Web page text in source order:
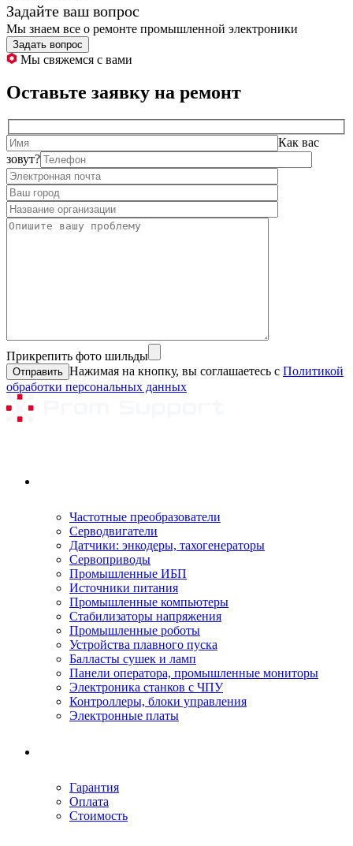
Задайте ваш вопрос
Мы знаем все о ремонте промышленной электроники
Задать вопрос
Мы свяжемся с вами
Оставьте заявку на ремонт
Как вас
зовут?
Прикрепить фото шильды
Нажимая на кнопку, вы соглашаетесь с Политикой
обработки персональных данных
Частотные преобразователи
Серводвигатели
Датчики: энкодеры, тахогенераторы
Сервоприводы
Промышленные ИБП
Источники питания
Промышленные компьютеры
Стабилизаторы напряжения
Промышленные роботы
Устройства плавного пуска
Балласты сушек и ламп
Панели оператора, промышленные мониторы
Электроника станков с ЧПУ
Контроллеры, блоки управления
Электронные платы
Гарантия
Оплата
Стоимость